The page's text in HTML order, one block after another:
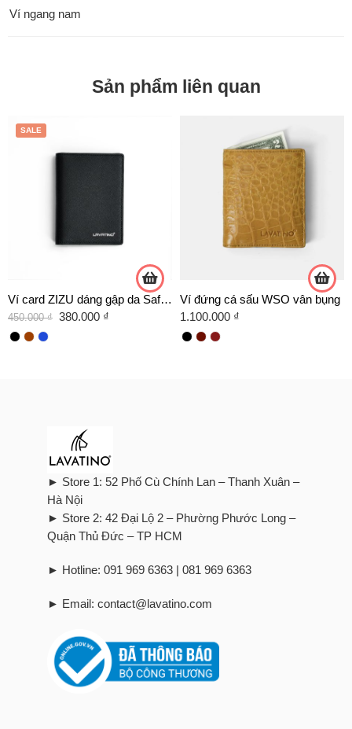
Ví ngang nam
Sản phẩm liên quan
SALE
Ví card ZIZU dáng gập da Saffiano
450.000₫ 380.000 ₫
Ví đứng cá sấu WSO vân bụng
1.100.000 ₫
► Store 1: 52 Phố Cù Chính Lan – Thanh Xuân –
Hà Nội
► Store 2: 42 Đại Lộ 2 – Phường Phước Long –
Quận Thủ Đức – TP HCM
► Hotline: 091 969 6363 | 081 969 6363
► Email: contact@lavatino.com